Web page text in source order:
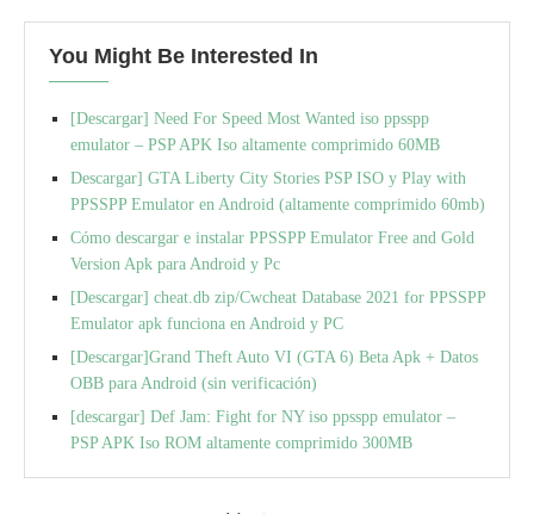
You Might Be Interested In
[Descargar] Need For Speed Most Wanted iso ppsspp
emulator – PSP APK Iso altamente comprimido 60MB
Descargar] GTA Liberty City Stories PSP ISO y Play with
PPSSPP Emulator en Android (altamente comprimido 60mb)
Cómo descargar e instalar PPSSPP Emulator Free and Gold
Version Apk para Android y Pc
[Descargar] cheat.db zip/Cwcheat Database 2021 for PPSSPP
Emulator apk funciona en Android y PC
[Descargar]Grand Theft Auto VI (GTA 6) Beta Apk + Datos
OBB para Android (sin verificación)
[descargar] Def Jam: Fight for NY iso ppsspp emulator –
PSP APK Iso ROM altamente comprimido 300MB